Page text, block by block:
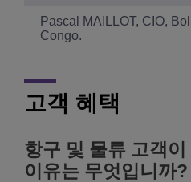
Pascal MAILLOT, CIO,
Congo.
고객 혜택
항구 및 물류 고객
이유는 무엇입니까?